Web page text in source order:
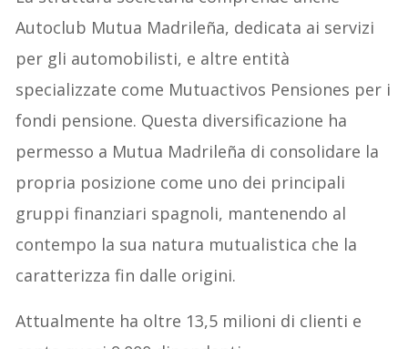
Autoclub Mutua Madrileña, dedicata ai servizi
per gli automobilisti, e altre entità
specializzate come Mutuactivos Pensiones per i
fondi pensione. Questa diversificazione ha
permesso a Mutua Madrileña di consolidare la
propria posizione come uno dei principali
gruppi finanziari spagnoli, mantenendo al
contempo la sua natura mutualistica che la
caratterizza fin dalle origini.
Attualmente ha oltre 13,5 milioni di clienti e